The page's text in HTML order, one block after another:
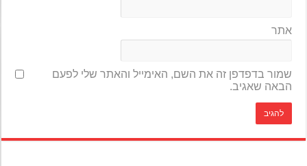
אתר
שמור בדפדפן זה את השם, האימייל והאתר שלי לפעם
הבאה שאגיב.